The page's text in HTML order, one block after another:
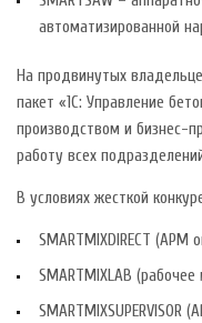
автоматизированной
На продвинутых
пакет «1С: Управление
производством и бизнес-
работу всех
В условиях жесткой
SMARTMIXDIRECT (АРМ
SMARTMIXLAB
SMARTMIXSUPERVISOR